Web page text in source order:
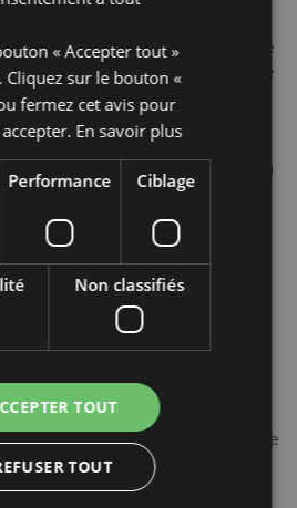
D’AZZURRINA
Centre historique caractéristique
intact à 436 m d’altitude, dominé
par la forteresse des Guidi di
Bagno, puissant château dont
certains affirment que l’intérieur
est encore hanté par « Azzurrina
», le fantôme […]
Lire la suite…
« LA NUIT DES SORCIÈRES »
À SAN GIOVANNI IN
MARIGNANO
célèbre la nuit de la Saint Jean,
un moment riche de magies et
de mystères. La légende raconte
que pendant cette periode les
sorcières se […]
« Accepter tout »
sur le bouton «
fermez cet avis pour
En savoir plus
Performance Ciblage
Non classifiés
TOUT
TOUT